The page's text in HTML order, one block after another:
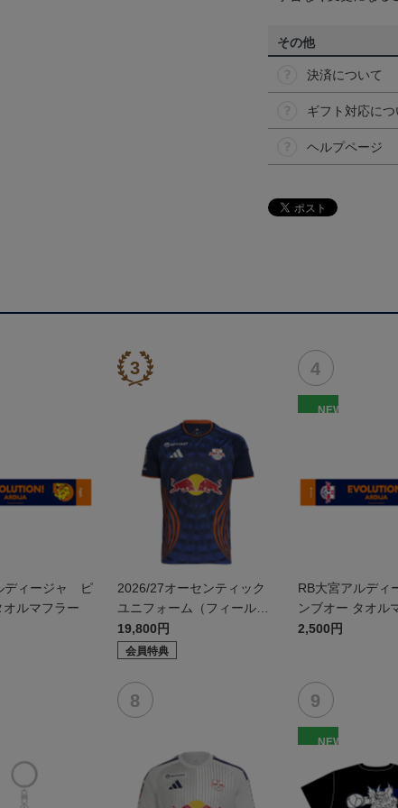
その他
決済について
ギフト対応に
ヘルプページ
ディージャ ピ
オルマフラー
2026/27オーセンティック
ユニフォーム（フィールド
1st）
19,800円
会員特典
NEW
RB大宮アルデ
ンブオー タオル
2,500円
NEW